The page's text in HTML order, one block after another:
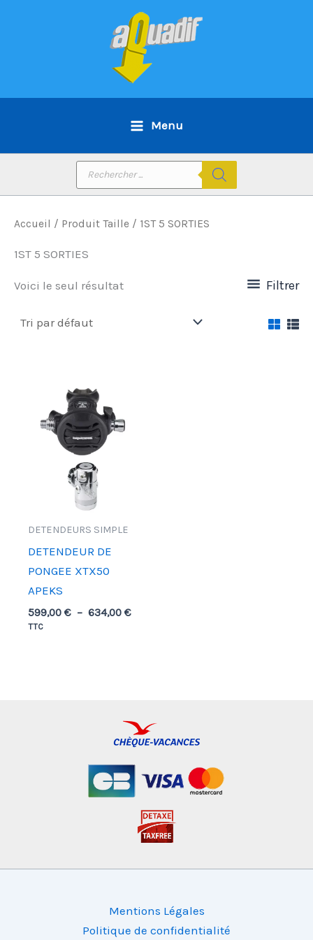
Menu
Recherche
de
produits
Accueil / Produit Taille / 1ST 5 SORTIES
1ST 5 SORTIES
Voici le seul résultat Filtrer
DETENDEURS SIMPLE
DETENDEUR DE
PONGEE XTX50
APEKS
599,00€ – 634,00€
TTC
Mentions Légales
Politique de confidentialité